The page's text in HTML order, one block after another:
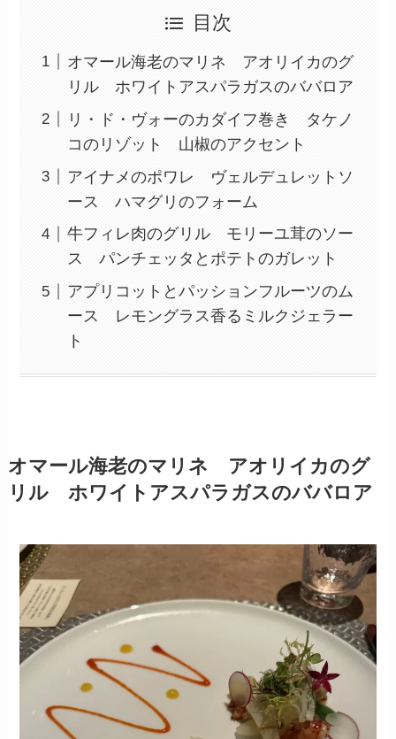
目次
オマール海老のマリネ アオリイカのグ
リル ホワイトアスパラガスのババロア
リ・ド・ヴォーのカダイフ巻き タケノ
コのリゾット 山椒のアクセント
アイナメのポワレ ヴェルデュレットソ
ース ハマグリのフォーム
牛フィレ肉のグリル モリーユ茸のソー
ス パンチェッタとポテトのガレット
アプリコットとパッションフルーツのム
ース レモングラス香るミルクジェラー
ト
オマール海老のマリネ アオリイカのグ
リル ホワイトアスパラガスのババロア